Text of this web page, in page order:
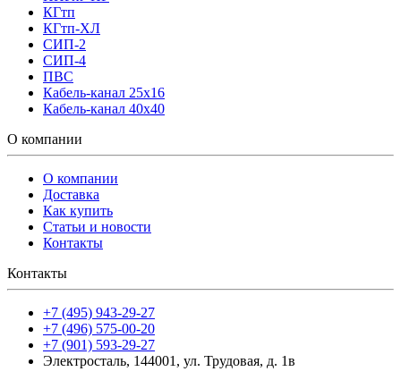
КГтп
КГтп-ХЛ
СИП-2
СИП-4
ПВС
Кабель-канал 25х16
Кабель-канал 40х40
О компании
О компании
Доставка
Как купить
Статьи и новости
Контакты
Контакты
+7 (495) 943-29-27
+7 (496) 575-00-20
+7 (901) 593-29-27
Электросталь, 144001, ул. Трудовая, д. 1в